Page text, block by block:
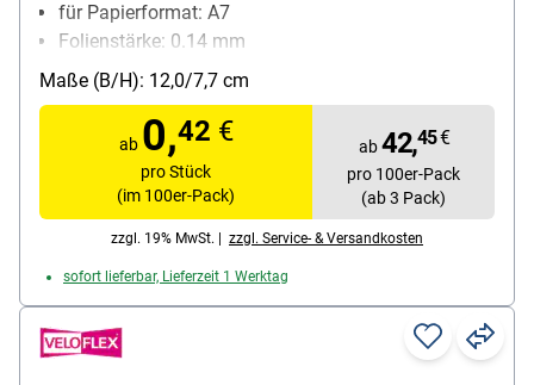
für Papierformat: A7
Folienstärke: 0.14 mm
Material: PVC-Hartfolie
Inhalt pro Pack: 100 Stück
Maße (B/H): 12,0/7,7 cm
ab 0,42 €
pro Stück
(im 100er-Pack)
ab42,45€
pro 100er-Pack
(ab 3 Pack)
zzgl. 19% MwSt. | zzgl. Service- & Versandkosten
sofort lieferbar, Lieferzeit 1 Werktag